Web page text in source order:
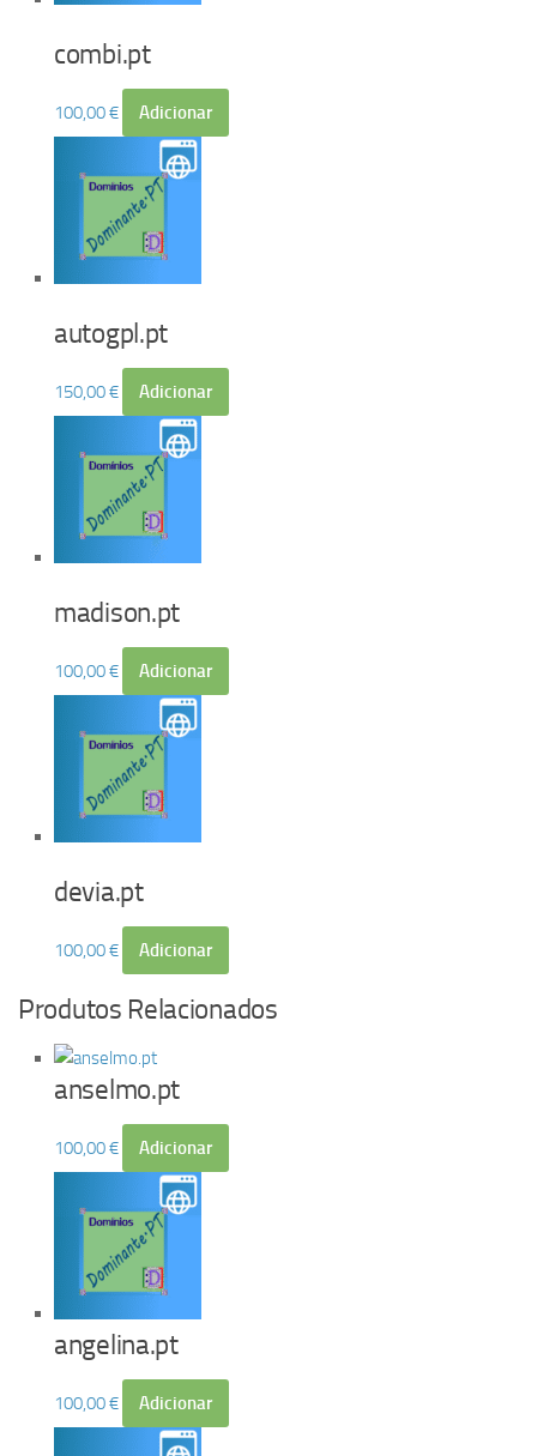
combi.pt
100,00€ Adicionar
autogpl.pt
150,00€ Adicionar
madison.pt
100,00€ Adicionar
devia.pt
100,00€ Adicionar
Produtos Relacionados
anselmo.pt
100,00€ Adicionar
angelina.pt
100,00€ Adicionar